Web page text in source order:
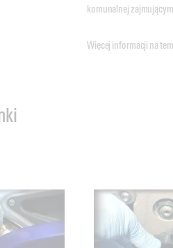
komunalnej
Więcej informacji na